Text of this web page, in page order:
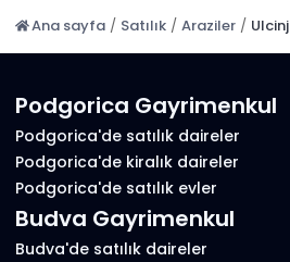
Ana sayfa / Satılık / Araziler / Ulcinj
Podgorica Gayrimenkul
Podgorica'de satılık daireler
Podgorica'de kiralık daireler
Podgorica'de satılık evler
Budva Gayrimenkul
Budva'de satılık daireler